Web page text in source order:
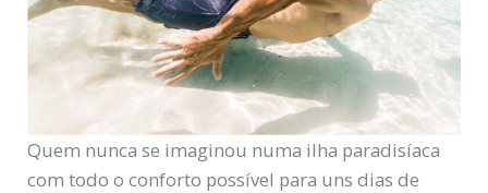
Quem nunca se imaginou numa ilha paradisíaca
com todo o conforto possível para uns dias de